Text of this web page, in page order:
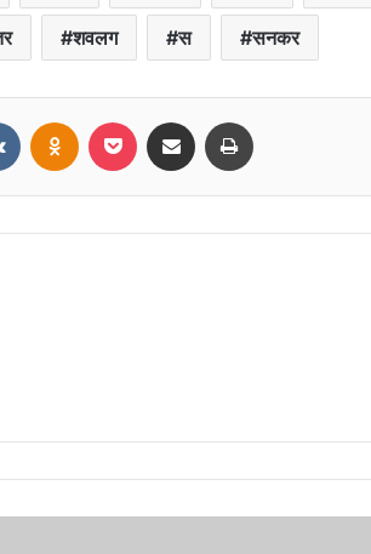
शवलग स सनकर
VKontakteOdnoklassniki
Pocket Share via Email